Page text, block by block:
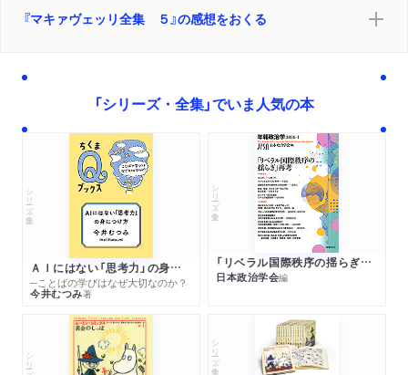
『マキァヴェッリ全集 ５』の感想をおくる
「シリーズ・全集」でいま人気の本
シリーズ・全集
ＡＩにはない「思考力」の身につけ方
─ことばの学びはなぜ大切なのか？
今井むつみ著
シリーズ・全集
「リベラル国際秩序の揺らぎ」再考 年報政治学２０２６‐Ⅰ
日本政治学会編
シリーズ・全集 シリーズ・全集